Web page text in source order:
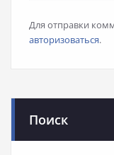
Для отправки
авторизоваться.
Поиск